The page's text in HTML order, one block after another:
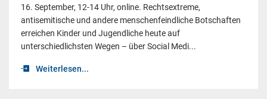
16. September, 12-14 Uhr, online. Rechtsextreme,
antisemitische und andere menschenfeindliche Botschaften
erreichen Kinder und Jugendliche heute auf
unterschiedlichsten Wegen – über Social Medi...
Weiterlesen...